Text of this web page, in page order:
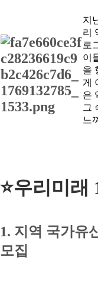
공지
소식
진행 프로그램
지
리
로
이
을
게
은
그
느
⭐우리미래
1. 지역 국가유
모집